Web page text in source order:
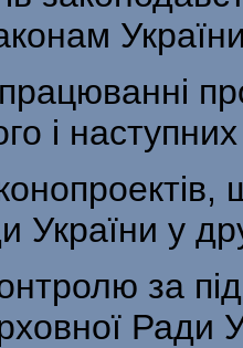
і
України у
за
Ради